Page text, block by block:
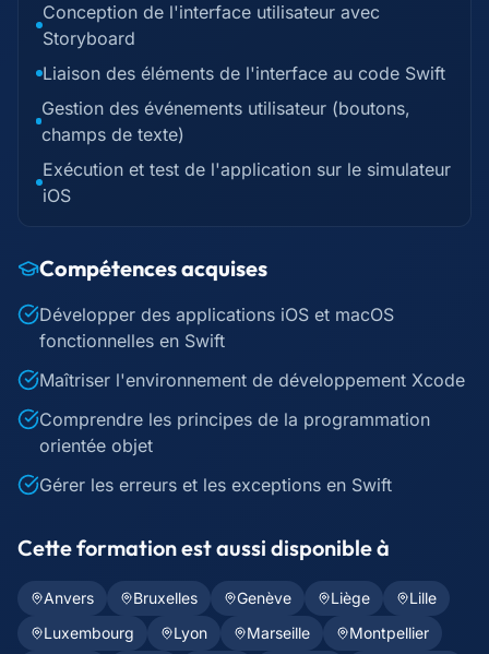
Conception de l'interface utilisateur avec
Storyboard
Liaison des éléments de l'interface au code Swift
Gestion des événements utilisateur (boutons,
champs de texte)
Exécution et test de l'application sur le simulateur
iOS
Compétences acquises
Développer des applications iOS et macOS
fonctionnelles en Swift
Maîtriser l'environnement de développement Xcode
Comprendre les principes de la programmation
orientée objet
Gérer les erreurs et les exceptions en Swift
Cette formation est aussi disponible à
Anvers Bruxelles Genève Liège
Lille
Luxembourg
Lyon Marseille
Montpellier